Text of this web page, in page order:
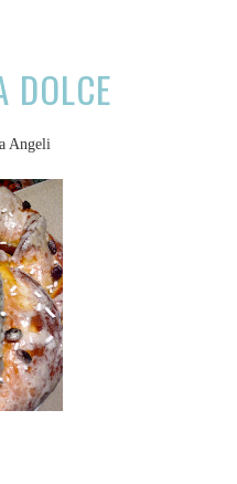
DOLCE
Angeli